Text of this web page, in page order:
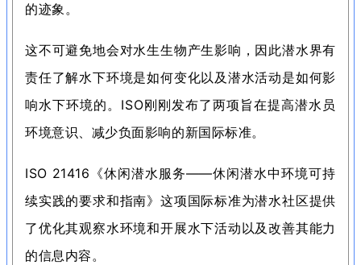
的迹象。
这不可避免地会对水生生物产生影响，因此潜水界有
责任了解水下环境是如何变化以及潜水活动是如何影
响水下环境的。 ISO刚刚发布了两项旨在提高潜水员
环境意识、减少负面影响的新国际标准。
ISO 21416《休闲潜水服务——休闲潜水中环境可持
续实践的要求和指南》这项国际标准为潜水社区提供
了优化其观察水环境和开展水下活动以及改善其能力
的信息内容。